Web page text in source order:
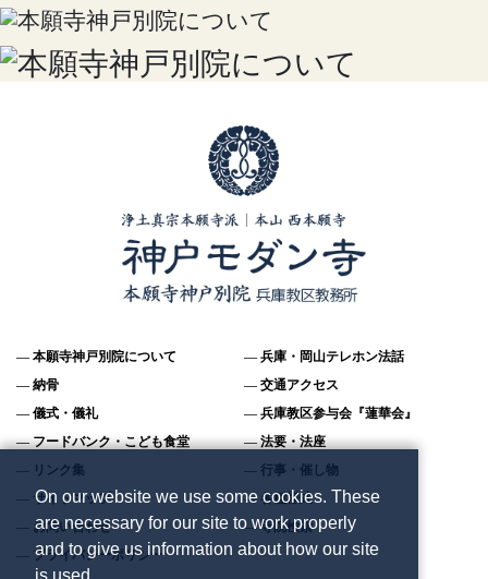
本願寺神戸別院について
兵庫・岡山テレホン法話
納骨
交通アクセス
儀式・儀礼
兵庫教区参与会『蓮華会』
フードバンク・こども食堂
法要・法座
リンク集
行事・催し物
サイトマップ
各種様式
お問い合わせ
寺院検索
プライバシーポリシー
On our website we use some cookies. These
are necessary for our site to work properly
and to give us information about how our site
is used.